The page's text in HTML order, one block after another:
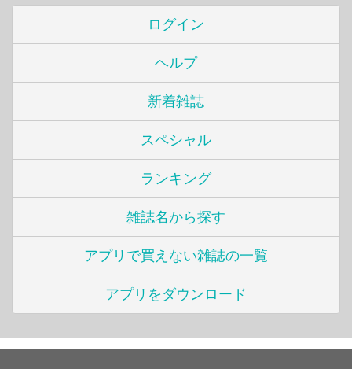
ログイン
ヘルプ
新着雑誌
スペシャル
ランキング
雑誌名から探す
アプリで買えない雑誌の一覧
アプリをダウンロード